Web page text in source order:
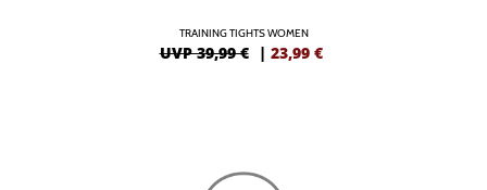
TRAINING TIGHTS WOMEN
UVP 39,99 € | 23,99 €